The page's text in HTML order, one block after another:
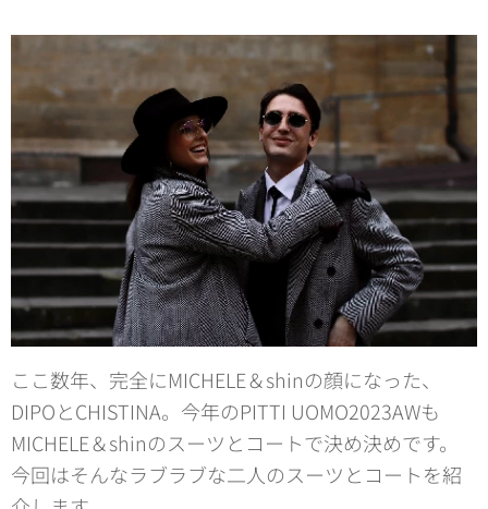
ここ数年、完全にMICHELE＆shinの顔になった、
DIPOとCHISTINA。今年のPITTI UOMO2023AWも
MICHELE＆shinのスーツとコートで決め決めです。
今回はそんなラブラブな二人のスーツとコートを紹